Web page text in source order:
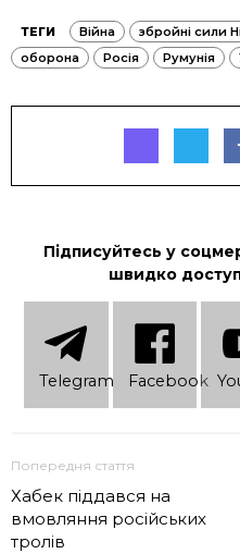
ТЕГИ Війна збройні сили
оборона
Росія Румунія
Підписуйтесь у
швидко
Telеgram Facebook
Попередня стаття
Хабек піддався на
вмовляння російських
тролів